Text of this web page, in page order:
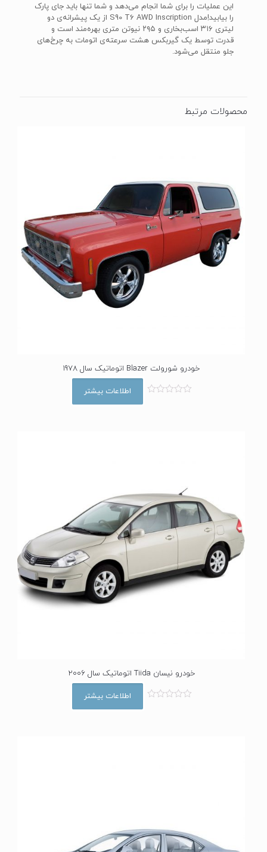
این عملیات را برای شما انجام می‌دهد و شما تنها باید جای پارک
را بیابید!مدل‌ S90 T6 AWD Inscription ‌از یک پیشرانه‌ی دو
لیتری ۳۱۶ اسب‌بخاری و ۲۹۵ نیوتن متری بهره‌مند است و
قدرت توسط یک گیربکس هشت سرعته‌ی اتومات به چرخ‌های
جلو منتقل می‌شود.
محصولات مرتبط
خودرو شورولت Blazer اتوماتیک سال 1978
اطلاعات بیشتر
خودرو نیسان Tiida اتوماتیک سال 2006
اطلاعات بیشتر